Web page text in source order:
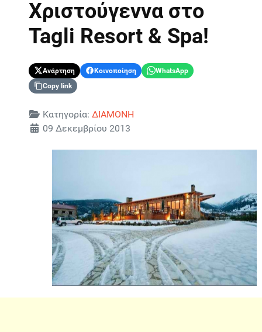
Χριστούγεννα στο
Tagli Resort & Spa!
Ανάρτηση Κοινοποίηση
WhatsApp
Copy link
Λεπτομέρειες
Κατηγορία: ΔΙΑΜΟΝΗ
09 Δεκεμβρίου 2013